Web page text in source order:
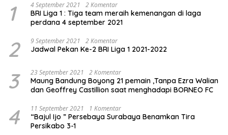
1 4 September 2021 2 Komentar
BRI Liga 1 : Tiga team meraih kemenangan di laga
perdana 4 september 2021
2 9 September 2021 2 Komentar
Jadwal Pekan Ke-2 BRI Liga 1 2021-2022
3 23 September 2021 2 Komentar
Maung Bandung Boyong 21 pemain ,Tanpa Ezra Walian
dan Geoffrey Castillion saat menghadapi BORNEO FC
4 11 September 2021 1 Komentar
“Bajul Ijo ” Persebaya Surabaya Benamkan Tira
Persikabo 3-1